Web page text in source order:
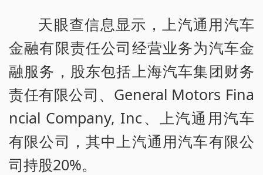
天眼查信息显示，上汽通用汽车
金融有限责任公司经营业务为汽车金
融服务，股东包括上海汽车集团财务
责任有限公司、General Motors Fina
ncial Company, Inc、上汽通用汽车
有限公司，其中上汽通用汽车有限公
司持股20%。